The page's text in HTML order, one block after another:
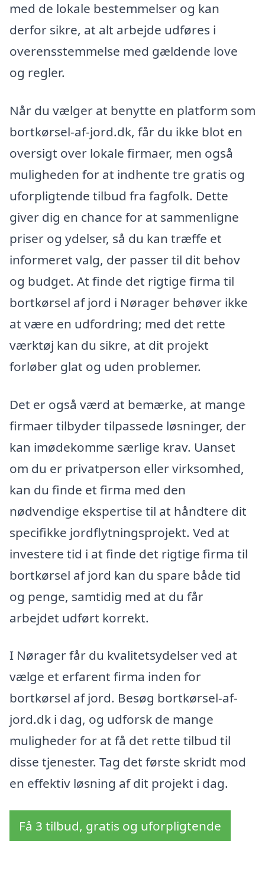
med de lokale bestemmelser og kan
derfor sikre, at alt arbejde udføres i
overensstemmelse med gældende love
og regler.
Når du vælger at benytte en platform som
bortkørsel-af-jord.dk, får du ikke blot en
oversigt over lokale firmaer, men også
muligheden for at indhente tre gratis og
uforpligtende tilbud fra fagfolk. Dette
giver dig en chance for at sammenligne
priser og ydelser, så du kan træffe et
informeret valg, der passer til dit behov
og budget. At finde det rigtige firma til
bortkørsel af jord i Nørager behøver ikke
at være en udfordring; med det rette
værktøj kan du sikre, at dit projekt
forløber glat og uden problemer.
Det er også værd at bemærke, at mange
firmaer tilbyder tilpassede løsninger, der
kan imødekomme særlige krav. Uanset
om du er privatperson eller virksomhed,
kan du finde et firma med den
nødvendige ekspertise til at håndtere dit
specifikke jordflytningsprojekt. Ved at
investere tid i at finde det rigtige firma til
bortkørsel af jord kan du spare både tid
og penge, samtidig med at du får
arbejdet udført korrekt.
I Nørager får du kvalitetsydelser ved at
vælge et erfarent firma inden for
bortkørsel af jord. Besøg bortkørsel-af-
jord.dk i dag, og udforsk de mange
muligheder for at få det rette tilbud til
disse tjenester. Tag det første skridt mod
en effektiv løsning af dit projekt i dag.
Få 3 tilbud, gratis og uforpligtende